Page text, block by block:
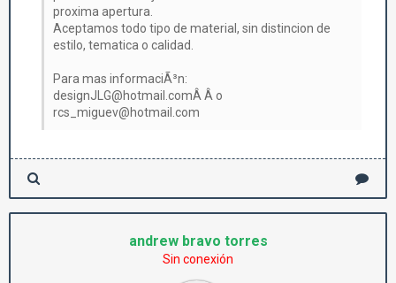
proxima apertura.
Aceptamos todo tipo de material, sin distincion de
estilo, tematica o calidad.
Para mas informaciÃ³n:
designJLG@hotmail.comÂ Â o
rcs_miguev@hotmail.com
andrew bravo torres
Sin conexión